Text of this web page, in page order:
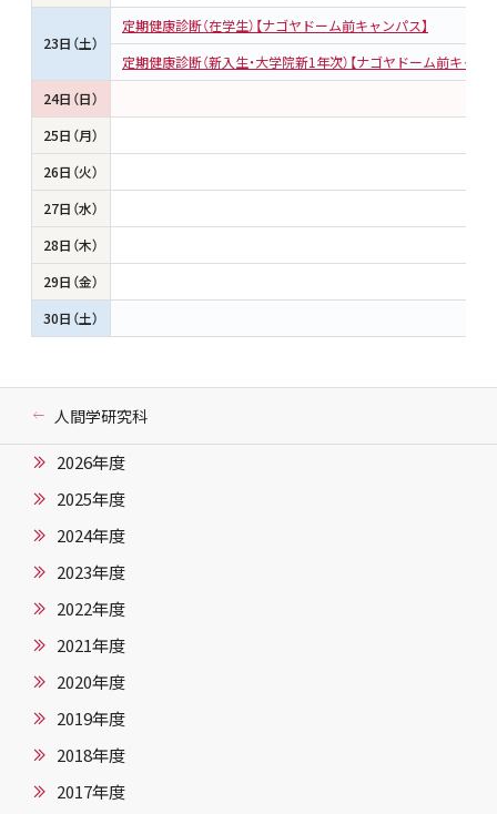
23日（土）
定期健康診断（在学生）【ナゴヤドーム前キャンパス】
定期健康診断（新入生・大学院新1年次）【ナゴヤドーム前キャン
24日（日）
25日（月）
26日（火）
27日（水）
28日（木）
29日（金）
30日（土）
人間学研究科
2026年度
2025年度
2024年度
2023年度
2022年度
2021年度
2020年度
2019年度
2018年度
2017年度